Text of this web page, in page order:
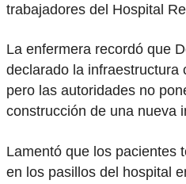
trabajadores del Hospital
La enfermera recordó que
declarado la infraestructura
pero las autoridades no
construcción de una nueva
Lamentó que los pacientes
en los pasillos del hospital